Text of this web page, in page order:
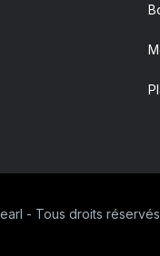
- Tous droits